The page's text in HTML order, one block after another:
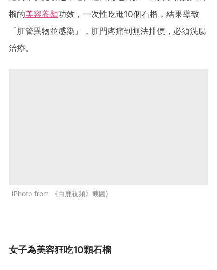
榴的美容養顏功效，一次性吃進10個石榴，結果導致
「肛管異物並感染」，肛門疼痛到無法排便，必須洗腸
治療。
Photo from 《白鹿視頻》截圖
女子為美容狂吃10顆石榴